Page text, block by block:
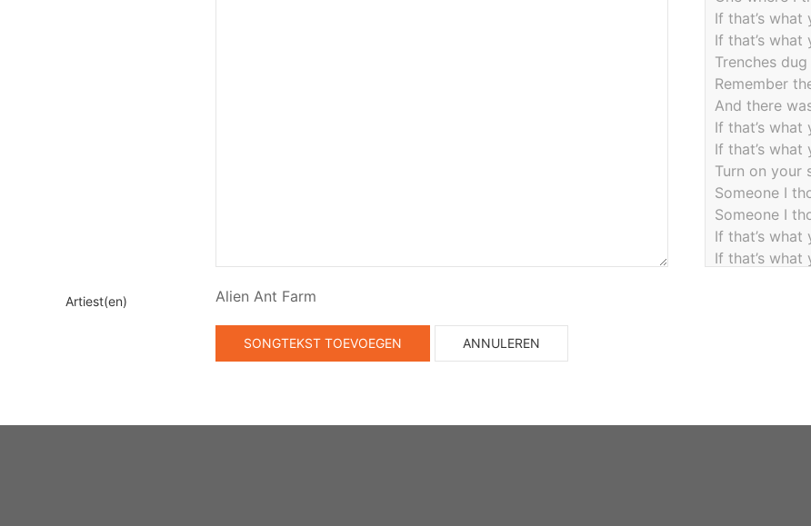
Artiest(en) Alien Ant Farm
SONGTEKST TOEVOEGEN ANNULEREN